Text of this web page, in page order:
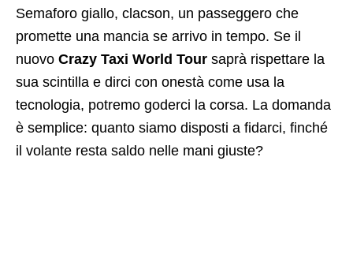
Semaforo giallo, clacson, un passeggero che
promette una mancia se arrivo in tempo. Se il
nuovo Crazy Taxi World Tour saprà rispettare la
sua scintilla e dirci con onestà come usa la
tecnologia, potremo goderci la corsa. La domanda
è semplice: quanto siamo disposti a fidarci, finché
il volante resta saldo nelle mani giuste?